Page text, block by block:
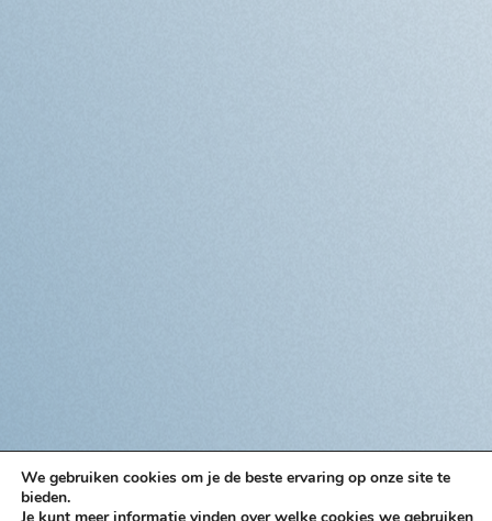
We gebruiken cookies om je de beste ervaring op onze site te
bieden.